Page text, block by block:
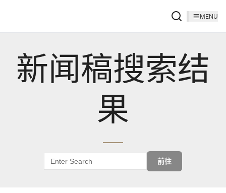
MENU
新闻稿搜索结
果
前往